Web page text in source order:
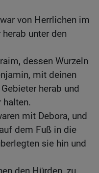
von Herrlichen im
unter den
dessen Wurzeln
mit deinen
herab und
halten.
mit Debora, und
dem Fuß in die
sie hin und